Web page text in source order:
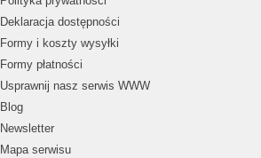
Deklaracja dostępności
Formy i koszty wysyłki
Formy płatności
Usprawnij nasz serwis WWW
Blog
Newsletter
Mapa serwisu